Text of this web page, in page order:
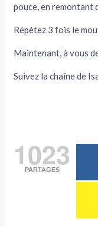
pouce, en remontant
Répétez 3 fois le
Maintenant, à vous
Suivez la chaîne de
1023
PARTAGES